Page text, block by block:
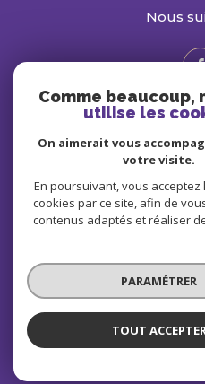
nous
© 2026 | Tous droits réservés |
Comme beaucoup,
utilise les
On aimerait vous
votre visite.
En poursuivant, vous
cookies par ce site, afin de
contenus adaptés et réaliser
PARAMÉTRER
TOUT ACCEPTER